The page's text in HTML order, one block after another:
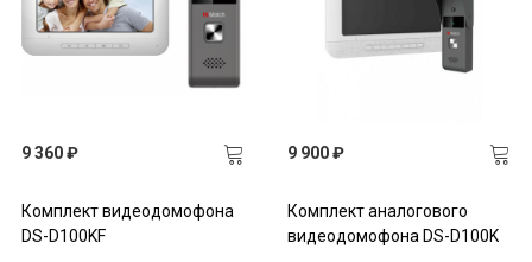
9 360 ₽
Комплект видеодомофона
DS-D100KF
9 900 ₽
Комплект аналогового
видеодомофона DS-D100K